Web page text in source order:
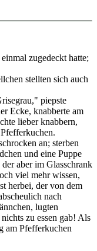
zugedeckt hatte;
stellten sich auch
piepste
Ecke, knabberte am
lieber knabbern,
an; sterben
und eine Puppe
aber im Glasschrank
viel mehr wissen,
herbei, der von dem
nach
lugten
zu essen gab! Als
am Pfefferkuchen